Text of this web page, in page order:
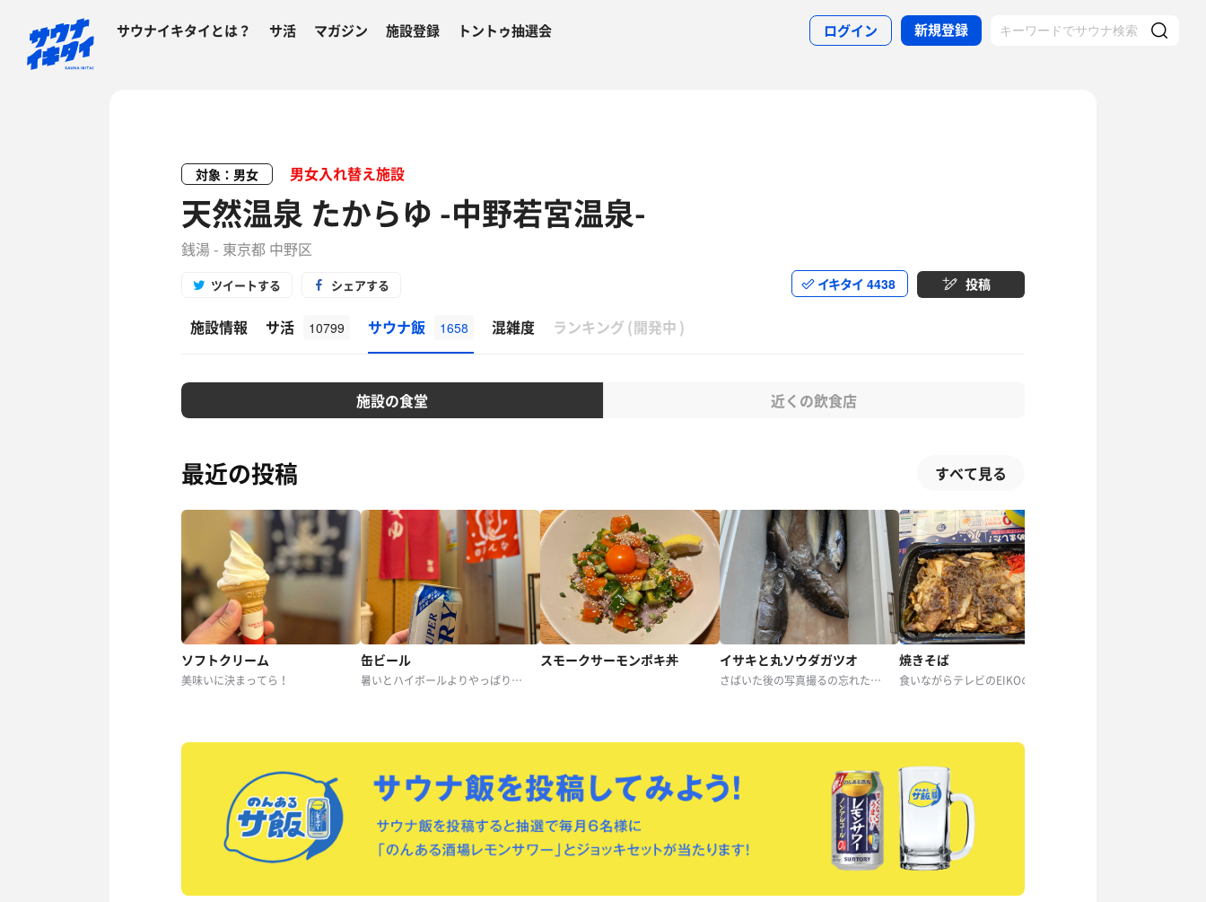
サウナイキタイとは？ サ活 マガジン 施設登録 トントゥ抽選会 ログイン 新規登録
対象：男女 男女入れ替え施設
天然温泉 たからゆ -中野若宮温泉-
銭湯 - 東京都 中野区
ツイートする シェアする イキタイ 4438 投稿
施設情報 サ活 10799 サウナ飯 1658 混雑度 ランキング (開発中 )
施設の食堂 近くの飲食店
最近の投稿 すべて見る
ソフトクリーム
美味いに決まってら！
缶ビール
暑いとハイボールよりやっぱりビールなんだよね〜🍺
スモークサーモンポキ丼 イサキと丸ソウダガツオ
さばいた後の写真撮るの忘れた！ 昆布締め仕込んでノーマル刺身と塩焼きがサ飯🐟
焼きそば